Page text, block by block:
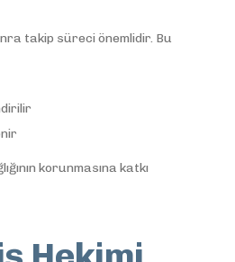
takip süreci önemlidir. Bu
korunmasına katkı